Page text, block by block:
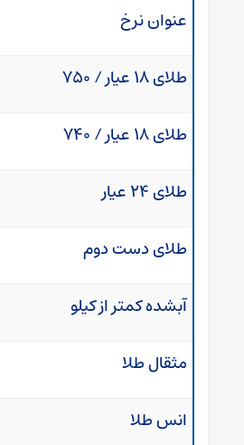
عنوان نرخ
طلای ۱۸ عیار / ۷۵۰
طلای ۱۸ عیار / ۷۴۰
طلای ۲۴ عیار
طلای دست دوم
آبشده کمتر از کیلو
مثقال طلا
انس طلا